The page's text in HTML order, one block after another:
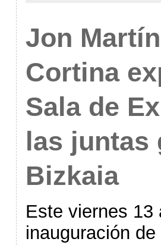
Jon
Cortina
Sala de
las juntas
Bizkaia
Este viernes 13
inauguración